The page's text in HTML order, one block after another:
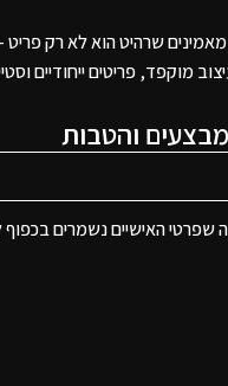
שרהיט הוא לא רק פריט
מוקפד, פריטים ייחודיים
והטבות
שפרטי האישיים נשמרים בכפוף